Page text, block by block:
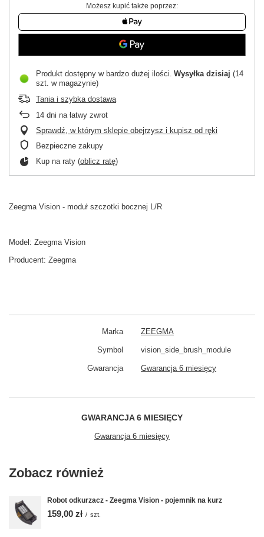
Możesz kupić także poprzez:
Produkt dostępny w bardzo dużej ilości Wysyłka dzisiaj (14
szt. w magazynie)
Tania i szybka dostawa
14 dni na łatwy zwrot
Sprawdź, w którym sklepie obejrzysz i kupisz od ręki
Bezpieczne zakupy
Kup na raty (oblicz ratę)
Zeegma Vision - moduł szczotki bocznej L/R
Model: Zeegma Vision
Producent: Zeegma
Marka ZEEGMA
Symbol vision_side_brush_module
Gwarancja Gwarancja 6 miesięcy
GWARANCJA 6 MIESIĘCY
Gwarancja 6 miesięcy
Zobacz również
Robot odkurzacz - Zeegma Vision - pojemnik na kurz
159,00 zł / szt.